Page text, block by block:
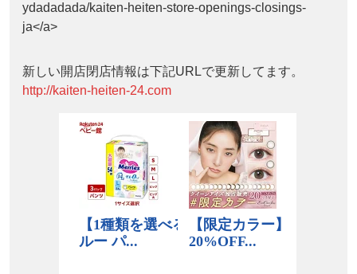
ydadadada/kaiten-heiten-store-openings-closings-
ja</a>
新しい開店閉店情報は下記URLで更新してます。
http://kaiten-heiten-24.com